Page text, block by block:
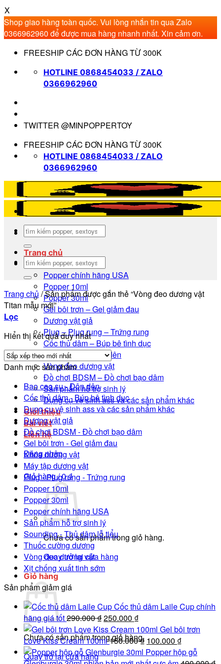
X
Shop giao hàng toàn quốc. Vui lòng nhắn tin qua Zalo
0366962960 để được mua hàng nhanh nhất. Xin cảm ơn.
qua
FREESHIP CÁC ĐƠN HÀNG TỪ 300K
HOTLINE 0868454033 / ZALO
0366962960
TWITTER @MINPOPPERTOY
FREESHIP CÁC ĐƠN HÀNG TỪ 300K
HOTLINE 0868454033 / ZALO
0366962960
Trang chủ
Danh mục sản phẩm
Popper chính hãng USA
Popper 10ml
Popper 30ml
Gel bôi trơn – Gel giảm đau
Dương vật giả
Plug – Plug rung – Trứng rung
Cốc thủ dâm – Búp bê tình dục
Bao cao su – Đôn dên
Vòng đeo dương vật
Đồ chơi BDSM – Đồ chơi bạo dâm
Sản phẩm hỗ trợ sinh lý
Dụng cụ vệ sinh ass và các sản phẩm khác
Giới thiệu
Bài viết
Liên hệ
Đăng nhập
Giỏ hàng /0₫
Chưa có sản phẩm trong giỏ hàng.
Quay trở lại cửa hàng
Giỏ hàng
Chưa có sản phẩm trong giỏ hàng.
Quay trở lại cửa hàng
Tìm
Tìm
kiếm:
Trang chủ /Sản phẩm được gắn thẻ “Vòng đeo dương vật
Titan mẫu mới”
Lọc
Hiển thị kết quả duy nhất
Danh mục sản phẩm
Bao cao su - Đôn dên
Cốc thủ dâm - Búp bê tình dục
Dụng cụ vệ sinh ass và các sản phẩm khác
Dương vật giả
Đồ chơi BDSM - Đồ chơi bạo dâm
Gel bôi trơn - Gel giảm đau
Khóa dương vật
Máy tập dương vật
Plug - Plug rung - Trứng rung
Popper 10ml
Popper 30ml
Popper chính hãng USA
Sản phẩm hỗ trợ sinh lý
Sounding - Thủ dâm lỗ tiểu
Thuốc cường dương
Vòng đeo dương vật
Xịt chống xuất tinh sớm
Sản phẩm giảm giá
Cốc thủ dâm Laile Cup chính
hãng giá tốt290.000₫Giá
gốc
là:
290.000 ₫.
250.000 ₫Giá
hiện
tại
là:
Gel bôi trơn
Love Kiss Cream 100ml150.000₫ Giá
gốc
100.000 ₫Giá
hiện
Popper hộp gỗ